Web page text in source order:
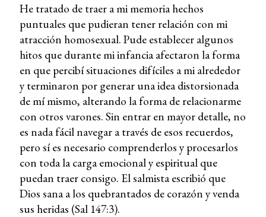
He tratado de traer a mi memoria hechos
puntuales que pudieran tener relación con mi
atracción homosexual. Pude establecer algunos
hitos que durante mi infancia afectaron la forma
en que percibí situaciones difíciles a mi alrededor
y terminaron por generar una idea distorsionada
de mí mismo, alterando la forma de relacionarme
con otros varones. Sin entrar en mayor detalle, no
es nada fácil navegar a través de esos recuerdos,
pero sí es necesario comprenderlos y procesarlos
con toda la carga emocional y espiritual que
puedan traer consigo. El salmista escribió que
Dios sana a los quebrantados de corazón y venda
sus heridas (Sal 147:3).